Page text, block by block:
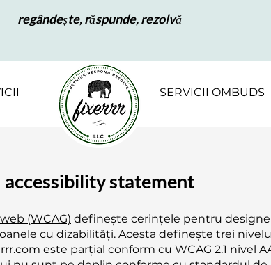
regândește, răspunde, rezolvă
SERVICII OMBUDS
accessibility statement
(WCAG) definește cerințele pentru
cu dizabilități. Acesta definește trei
este parțial conform cu WCAG 2.1 nivel